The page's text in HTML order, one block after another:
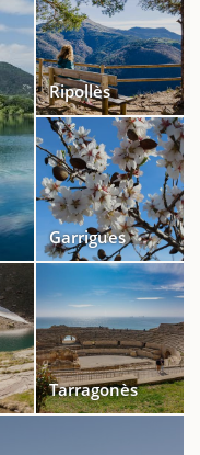
Ripollès
Garrigues
Tarragonès